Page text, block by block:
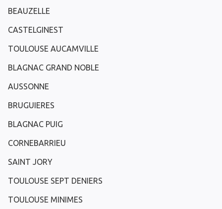
BEAUZELLE
CASTELGINEST
TOULOUSE AUCAMVILLE
BLAGNAC GRAND NOBLE
AUSSONNE
BRUGUIERES
BLAGNAC PUIG
CORNEBARRIEU
SAINT JORY
TOULOUSE SEPT DENIERS
TOULOUSE MINIMES